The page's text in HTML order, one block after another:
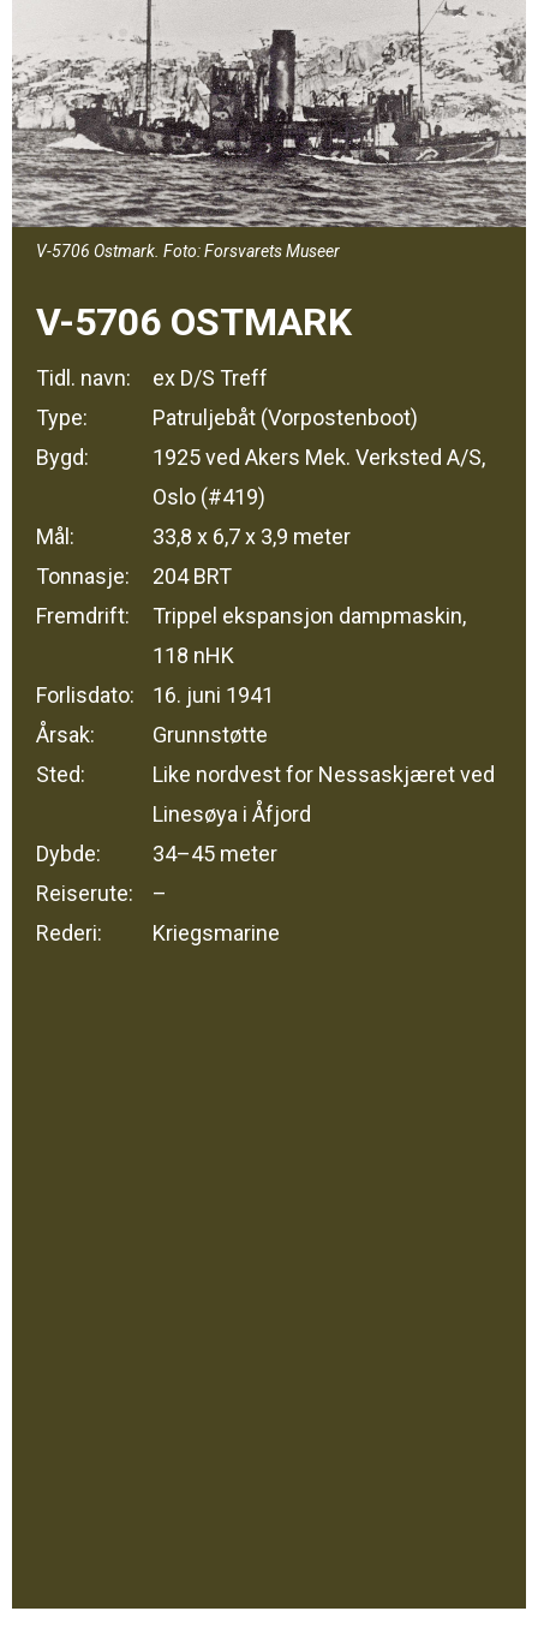
V-5706 Ostmark. Foto: Forsvarets Museer
V-5706 OSTMARK
Tidl. navn:
ex D/S Treff
Type:
Patruljebåt (Vorpostenboot)
Bygd:
1925 ved Akers Mek. Verksted A/S,
Oslo (#419)
Mål:
33,8 x 6,7 x 3,9 meter
Tonnasje:
204 BRT
Fremdrift:
Trippel ekspansjon dampmaskin,
118 nHK
Forlisdato:
16. juni 1941
Årsak:
Grunnstøtte
Sted:
Like nordvest for Nessaskjæret ved
Linesøya i Åfjord
Dybde:
34–45 meter
Reiserute:
–
Rederi:
Kriegsmarine